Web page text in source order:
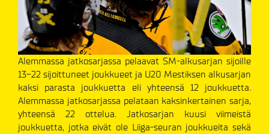
Alemmassa jatkosarjassa pelaavat SM-alkusarjan sijoille
13-22 sijoittuneet joukkueet ja U20 Mestiksen alkusarjan
kaksi parasta joukkuetta eli yhteensä 12 joukkuetta.
Alemmassa jatkosarjassa pelataan kaksinkertainen sarja,
yhteensä 22 ottelua. Jatkosarjan kuusi viimeistä
joukkuetta, jotka eivät ole Liiga-seuran joukkueita sekä